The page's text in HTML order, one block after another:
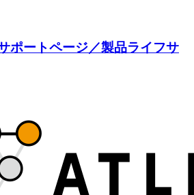
ポートページ／製品ライフサ